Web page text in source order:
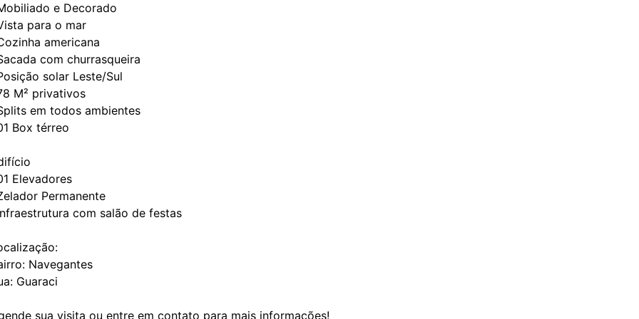
e Decorado
para o mar
americana
com churrasqueira
solar Leste/Sul
M² privativos
em todos ambientes
Box térreo
Elevadores
Permanente
com salão de festas
Navegantes
Guaraci